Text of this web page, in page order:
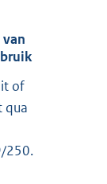
of
qua
250.